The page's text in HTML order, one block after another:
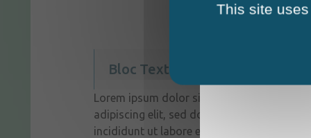
Bloc Texte + Image
Lorem ipsum dolor sit amet, consectetur
adipiscing elit, sed do eiusmod tempor
incididunt ut labore et dolore magna aliqua.
This site